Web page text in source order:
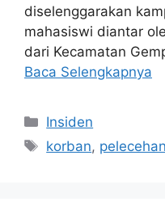
diselenggarakan
mahasiswi diantar
dari Kecamatan
Baca Selengkapnya
Kategori
Insiden
Tag
korban, pelecehan